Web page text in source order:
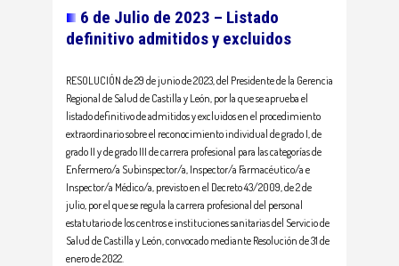
6 de Julio de 2023 – Listado
definitivo admitidos y excluidos
RESOLUCIÓN de 29 de junio de 2023, del Presidente de la Gerencia
Regional de Salud de Castilla y León, por la que se aprueba el
listado definitivo de admitidos y excluidos en el procedimiento
extraordinario sobre el reconocimiento individual de grado I, de
grado II y de grado III de carrera profesional para las categorías de
Enfermero/a Subinspector/a, Inspector/a Farmacéutico/a e
Inspector/a Médico/a, previsto en el Decreto 43/2009, de 2 de
julio, por el que se regula la carrera profesional del personal
estatutario de los centros e instituciones sanitarias del Servicio de
Salud de Castilla y León, convocado mediante Resolución de 31 de
enero de 2022.